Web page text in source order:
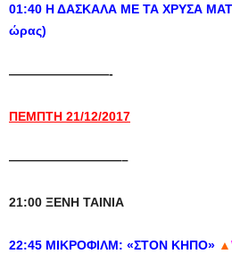
01:40 Η ΔΑΣΚΑΛΑ ΜΕ ΤΑ ΧΡΥΣΑ
ώρας)
————————-
ΠΕΜΠΤΗ 21/12/2017
—————————–
21:00 ΞΕΝΗ ΤΑΙΝΙΑ
22:45 ΜΙΚΡΟΦΙΛΜ: «ΣΤΟΝ ΚΗΠΟ» ▲